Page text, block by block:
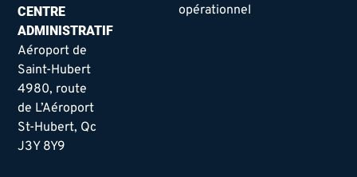
CENTRE
ADMINISTRATIF
Aéroport de
Saint-Hubert
4980, route
de L’Aéroport
St-Hubert, Qc
J3Y 8Y9
opérationnel